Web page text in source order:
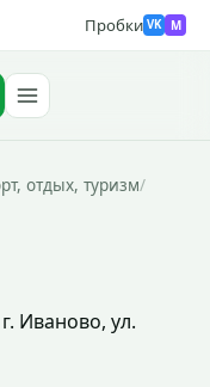
Пробки VK M
Найти
отдых, туризм/
Иваново, ул.